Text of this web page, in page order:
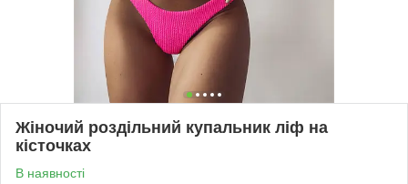
Жіночий роздільний купальник ліф на
кісточках
В наявності